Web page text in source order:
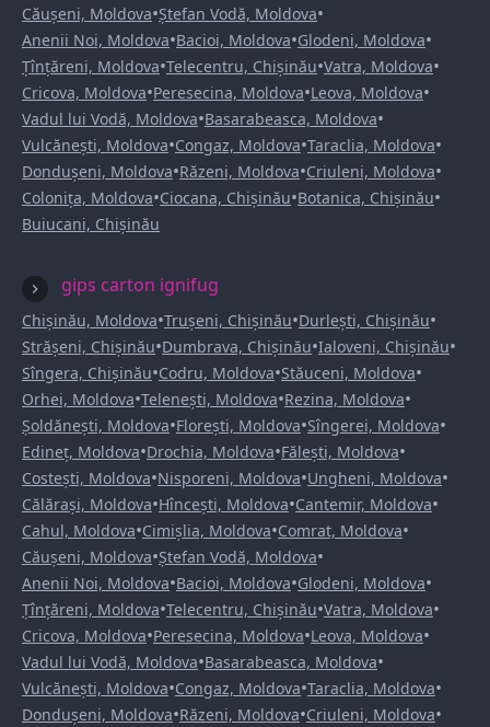
Căușeni, Moldova•Ștefan Vodă, Moldova•
Anenii Noi, Moldova•Bacioi, Moldova•Glodeni, Moldova•
Țînțăreni, Moldova•Telecentru, Chișinău•Vatra, Moldova•
Cricova, Moldova•Peresecina, Moldova•Leova, Moldova•
Vadul lui Vodă, Moldova•Basarabeasca, Moldova•
Vulcănești, Moldova•Congaz, Moldova•Taraclia, Moldova•
Dondușeni, Moldova•Răzeni, Moldova•Criuleni, Moldova•
Colonița, Moldova•Ciocana, Chișinău•Botanica, Chișinău•
Buiucani, Chișinău
gips carton ignifug
Chișinău, Moldova•Trușeni, Chișinău•Durlești, Chișinău•
Strășeni, Chișinău•Dumbrava, Chișinău•Ialoveni, Chișinău•
Sîngera, Chișinău•Codru, Moldova•Stăuceni, Moldova•
Orhei, Moldova•Telenești, Moldova•Rezina, Moldova•
Șoldănești, Moldova•Florești, Moldova•Sîngerei, Moldova•
Edineț, Moldova•Drochia, Moldova•Fălești, Moldova•
Costești, Moldova•Nisporeni, Moldova•Ungheni, Moldova•
Călărași, Moldova•Hîncești, Moldova•Cantemir, Moldova•
Cahul, Moldova•Cimișlia, Moldova•Comrat, Moldova•
Căușeni, Moldova•Ștefan Vodă, Moldova•
Anenii Noi, Moldova•Bacioi, Moldova•Glodeni, Moldova•
Țînțăreni, Moldova•Telecentru, Chișinău•Vatra, Moldova•
Cricova, Moldova•Peresecina, Moldova•Leova, Moldova•
Vadul lui Vodă, Moldova•Basarabeasca, Moldova•
Vulcănești, Moldova•Congaz, Moldova•Taraclia, Moldova•
Dondușeni, Moldova•Răzeni, Moldova•Criuleni, Moldova•